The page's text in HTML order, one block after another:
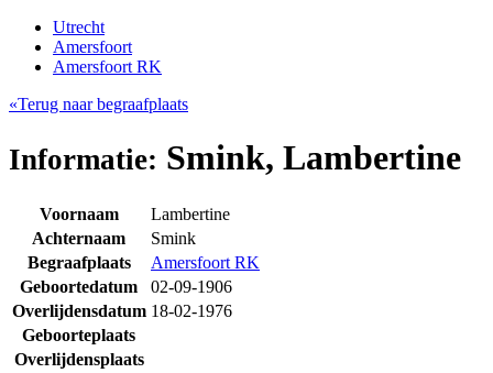
Utrecht
Amersfoort
Amersfoort RK
«Terug naar begraafplaats
Informatie: Smink, Lambertine
Voornaam
Lambertine
Achternaam
Smink
Begraafplaats
Amersfoort RK
Geboortedatum
02-09-1906
Overlijdensdatum 18-02-1976
Geboorteplaats
Overlijdensplaats